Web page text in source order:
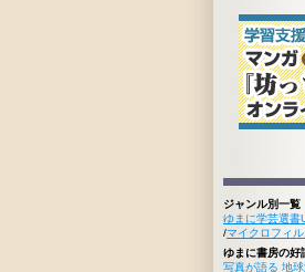
ジャンル別一覧
ゆまに学芸選書
/マイクロフィル
ゆまに書房の好
写真が語る 地